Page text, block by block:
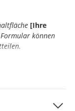
[Ihre
können
Sie bitte,